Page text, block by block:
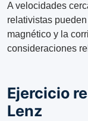
A velocidades
relativistas
magnético y la
consideraciones
Ejercicio
Lenz